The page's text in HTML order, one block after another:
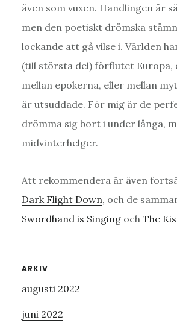
även som vuxen. Handlingen är
men den poetiskt drömska
lockande att gå vilse i. Världen
(till största del) förflutet Europa,
mellan epokerna, eller mellan
är utsuddade. För mig är de
drömma sig bort i under långa,
midvinterhelger.
Att rekommendera är även
Dark Flight Down, och de
Swordhand is Singingoch The
Primärt
sidofält
ARKIV
augusti 2022
juni 2022